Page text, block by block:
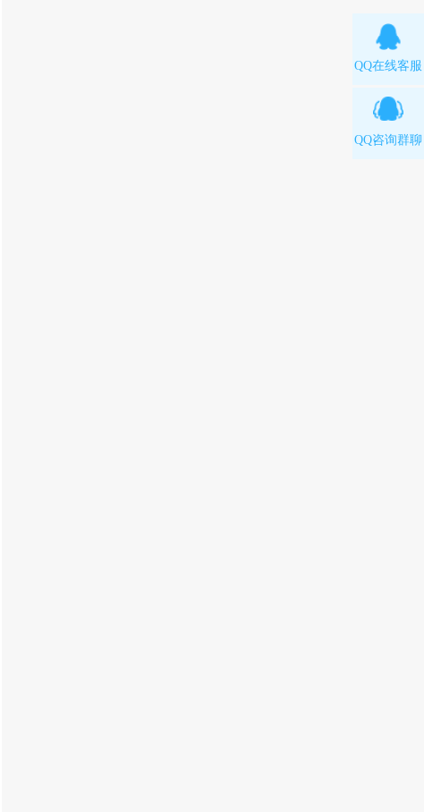
QQ在线客服
QQ咨询群聊